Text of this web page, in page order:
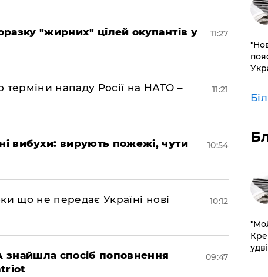
"жирних" цілей окупантів у
11:27
терміни нападу Росії на НАТО –
11:21
вибухи: вирують пожежі, чути
10:54
що не передає Україні нові
10:12
спосіб поповнення
09:47